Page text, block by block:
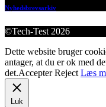
Nyhedsbrevsarkiv
©Tech-Test 2026
Dette website bruger
antager, at du er ok med
det.Accepter Reject Læs
Luk